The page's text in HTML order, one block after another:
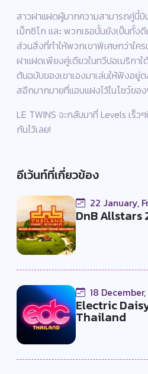
สาวฝาแฝดผู้มากความสามารถคู่นี้บิ
เม็กซิโก และ พวกเธอนั้นยังเป็นทั้ง
ส่วนสิ่งที่ทำให้พวกเขาพิเศษกว่าใค
ฝาแฝดเพียงคู่เดียวในทวีปอเมริก
ต้นฉบับของเขาเองมาเล่นให้ฟังอยู่
สอีกมากมายที่แอบแฝงไว้ในโชว์ขอ
LE TWINS จะกลับมาที่ Levels เร็
กันไว้เลย!
อีเว้นท์ที่เกี่ยวข้อง
22 January,
DnB Allstars
18
Electric
Thailand